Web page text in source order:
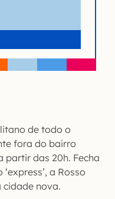
de todo o
fora do bairro
partir das 20h. Fecha
a Rosso
cidade nova.